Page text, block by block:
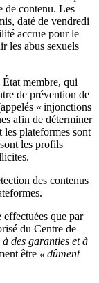
de contenu. Les
daté de vendredi
accrue pour le
les abus sexuels
État membre, qui
de prévention de
« injonctions
afin de déterminer
les plateformes sont
les profils
des contenus
effectuées que par
du Centre de
à des garanties et à
être « dûment